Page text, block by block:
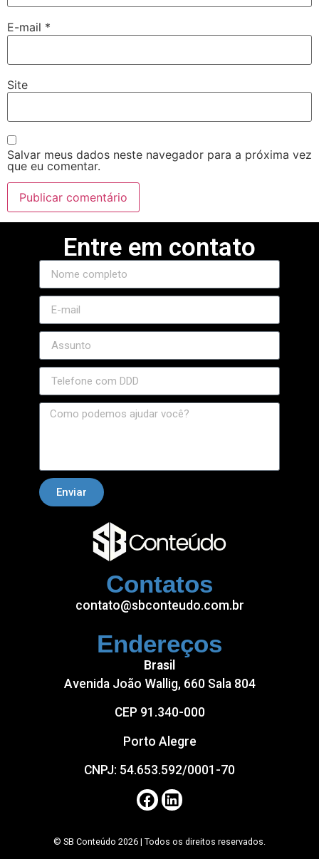
E-mail *
Site
Salvar meus dados neste navegador para a próxima vez
que eu comentar.
Contatos
contato@sbconteudo.com.br
Endereços
Brasil
Avenida João Wallig, 660 Sala 804
CEP 91.340-000
Porto Alegre
CNPJ: 54.653.592/0001-70
Entre em contato
Enviar
© SB Conteúdo 2026 | Todos os direitos reservados.